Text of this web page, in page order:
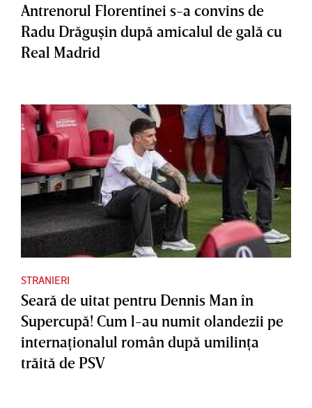
Antrenorul Florentinei s-a convins de
Radu Drăguşin după amicalul de gală cu
Real Madrid
STRANIERI
Seară de uitat pentru Dennis Man în
Supercupă! Cum l-au numit olandezii pe
internaţionalul român după umilinţa
trăită de PSV